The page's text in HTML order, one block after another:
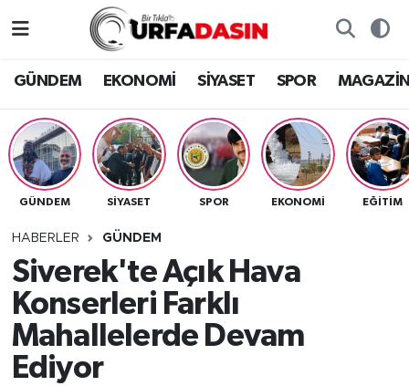
GÜNDEM EKONOMİ SİYASET SPOR
GÜNDEM SİYASET SPOR EKONOMİ EĞITIM
HABERLER GÜNDEM
Siverek'te Açık Hava
Konserleri Farklı
Mahallelerde Devam
Ediyor
EKONOMİ
SİYASET
SPOR
SAĞLIK
TEKNOLOJİ
Gizlilik ve Güvenlik Politikası
İletişim
Nöbetçi Eczaneler
Hava Durumu
Namaz Vakitleri
Trafik Durumu
Tüm Manşetler
Son Dakika Haberleri